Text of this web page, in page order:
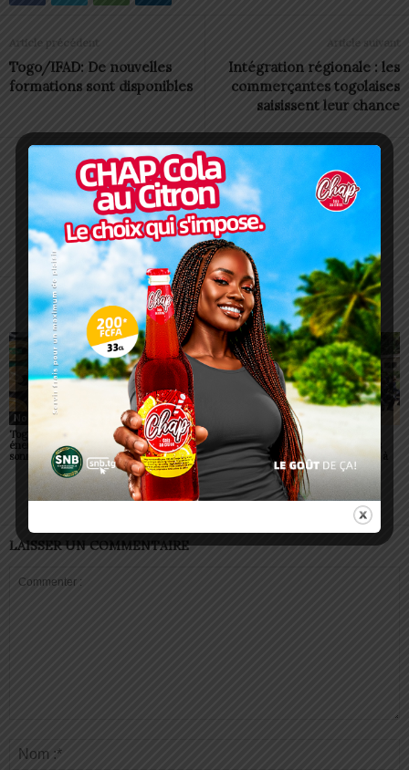
Article précédent
Togo/IFAD: De nouvelles
formations sont disponibles
Article suivant
Intégration régionale : les
commerçantes togolaises
saisissent leur chance
Charbel SOSSOUVI
ARTICLES CONNEXES PLUS DE L'AUTEUR
Non classé
Togo/ Boissons
énergisantes: l’État tire la
sonnette d’alarme
Non classé
Togo/ Rentrée scolaire
2026-2027: consultez la
liste officielle des écoles
autorisées
Non classé
ESSAL 2026 : les
admissibles convoqués
pour la visite médicale à
Lomé
LAISSER UN COMMENTAIRE